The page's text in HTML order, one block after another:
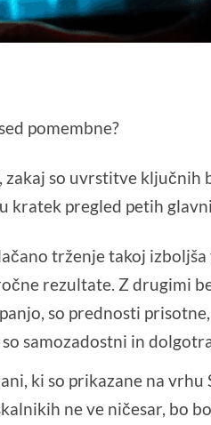
pomembne?
so uvrstitve ključnih
kratek pregled petih
trženje takoj
rezultate. Z drugimi
so prednosti
samozadostni in
ki so prikazane na vrhu
ne ve ničesar, bo